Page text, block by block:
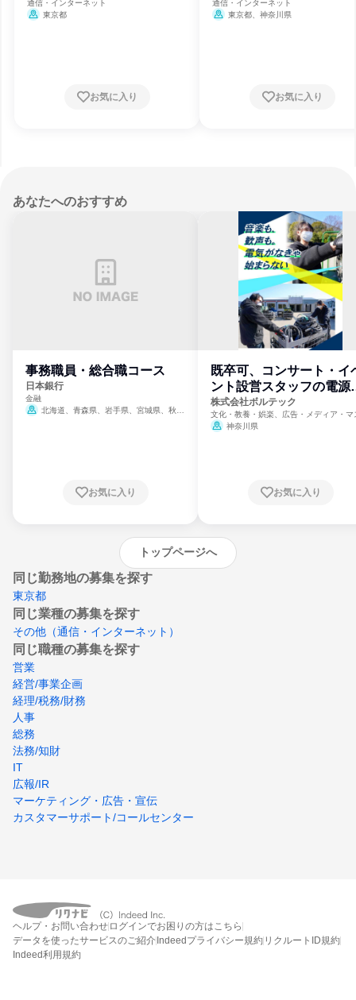
通信・インターネット
東京都
お気に入り
通信・インターネット
東京都、神奈川県
お気に入り
あなたへのおすすめ
事務職員・総合職コース
日本銀行
金融
北海道、青森県、岩手県、宮城県、秋田
崎県、熊本県、大分県、宮崎県、鹿児島県、
お気に入り
既卒可、コンサート・イ
ント設営スタッフの電源
門
株式会社ボルテック
文化・教養・娯楽、広告・メディア・マ
ミ、電力・ガス・水道・エネルギー
神奈川県
お気に入り
トップページへ
同じ勤務地の募集を探す
東京都
同じ業種の募集を探す
その他（通信・インターネット）
同じ職種の募集を探す
営業
経営/事業企画
経理/税務/財務
人事
総務
法務/知財
IT
広報/IR
マーケティング・広告・宣伝
カスタマーサポート/コールセンター
ヘルプ・お問い合わせ ログインでお困りの方はこちら
データを使ったサービスのご紹介Indeedプライバシー規約 リクルートID規約
Indeed利用規約